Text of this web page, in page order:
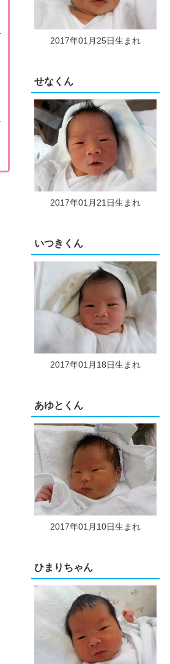
2017年01月25日生まれ
せなくん
2017年01月21日生まれ
いつきくん
2017年01月18日生まれ
あゆとくん
2017年01月10日生まれ
ひまりちゃん